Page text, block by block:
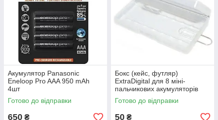
Акумулятор Panasonic
Eneloop Pro AAA 950 mAh
4шт
Готово до відправки
650 ₴
Бокс (кейс, футляр)
ExtraDigital для 8 міні-
пальчикових акумуляторів
(ААА) Прозорий
Готово до відправки
50 ₴